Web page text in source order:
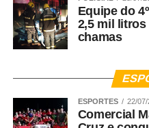
Equipe do
2,5 mil
chamas
ESPORTES 22/
Comercial